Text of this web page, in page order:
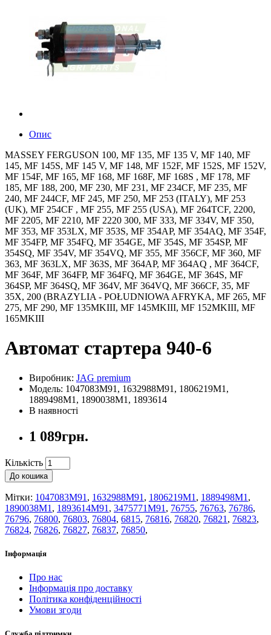
Опис
MASSEY FERGUSON 100, MF 135, MF 135 V, MF 140, MF
145, MF 145S, MF 145 V, MF 148, MF 152F, MF 152S, MF 152V,
MF 154F, MF 165, MF 168, MF 168F, MF 168S , MF 178, MF
185, MF 188, 200, MF 230, MF 231, MF 234CF, MF 235, MF
240, MF 244CF, MF 245, MF 250, MF 253 (ITALY), MF 253
(UK), MF 254CF , MF 255, MF 255 (USA), MF 264TCF, 2200,
MF 2205, MF 2210, MF 2220 300, MF 333, MF 334V, MF 350,
MF 353, MF 353LX, MF 353S, MF 354AP, MF 354AQ, MF 354F,
MF 354FP, MF 354FQ, MF 354GE, MF 354S, MF 354SP, MF
354SQ, MF 354V, MF 354VQ, MF 355, MF 356CF, MF 360, MF
363, MF 363LX, MF 363S, MF 364AP, MF 364AQ , MF 364CF,
MF 364F, MF 364FP, MF 364FQ, MF 364GE, MF 364S, MF
364SP, MF 364SQ, MF 364V, MF 364VQ, MF 366CF, 35, MF
35X, 200 (BRAZYLIA - POŁUDNIOWA AFRYKA, MF 265, MF
275, MF 290, MF 135MKIII, MF 145MKIII, MF 152MKIII, MF
165MKIII
Автомат стартерa 940-6
Виробник: JAG premium
Модель: 1047083M91, 1632988M91, 1806219M1,
1889498M1, 1890038M1, 1893614
В наявності
1 089грн.
Кількість
До кошика
Мітки: 1047083M91 , 1632988M91 , 1806219M1 , 1889498M1 ,
1890038M1 , 1893614M91 , 3475771M91 , 76755, 76763, 76786,
76796, 76800, 76803, 76804, 6815, 76816, 76820, 76821 , 76823,
76824, 76826, 76827, 76837, 76850,
Інформація
Про нас
Інформація про доставку
Політика конфіденційності
Умови згоди